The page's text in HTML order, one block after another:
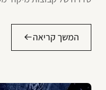
המשך קריאה